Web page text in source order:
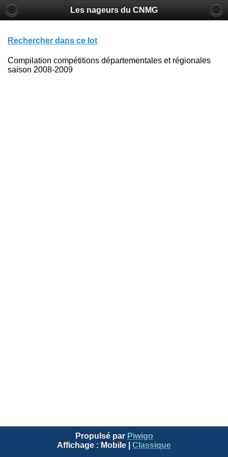
Les nageurs du CNMG
Rechercher dans ce lot
Compilation compétitions départementales et régionales
saison 2008-2009
Propulsé par Piwigo
Affichage : Mobile Classique